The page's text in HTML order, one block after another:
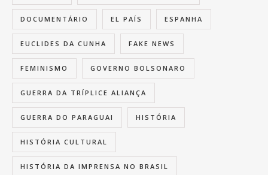
DOCUMENTÁRIO EL PAÍS ESPANHA
EUCLIDES DA CUNHA FAKE NEWS
FEMINISMO GOVERNO BOLSONARO
GUERRA DA TRÍPLICE ALIANÇA
GUERRA DO PARAGUAI HISTÓRIA
HISTÓRIA CULTURAL
HISTÓRIA DA IMPRENSA NO BRASIL